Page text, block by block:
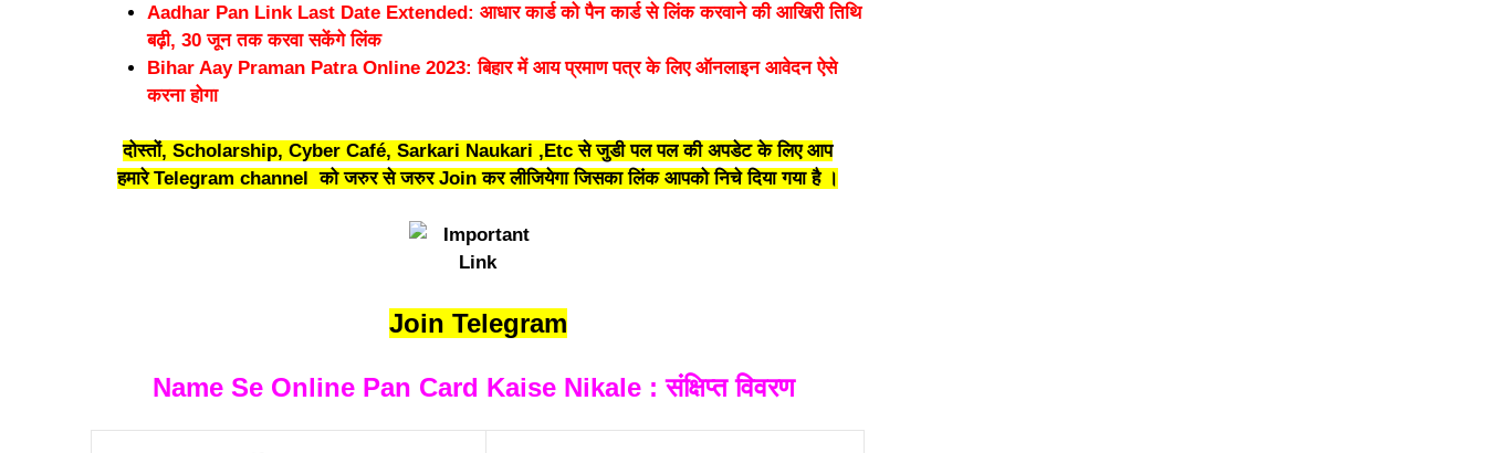
Aadhar Pan Link Last Date Extended: आधार कार्ड को पैन कार्ड से लिंक करवाने की आखिरी तिथि
बढ़ी, 30 जून तक करवा सकेंगे लिंक
Bihar Aay Praman Patra Online 2023: बिहार में आय प्रमाण पत्र के लिए ऑनलाइन आवेदन ऐसे
करना होगा
दोस्तों, Scholarship, Cyber Café, Sarkari Naukari ,Etc से जुडी पल पल की अपडेट के लिए आप
हमारे Telegram channel को जरुर से जरुर Join कर लीजियेगा जिसका लिंक आपको निचे दिया गया है ।
Join Telegram
Name Se Online Pan Card Kaise Nikale : संक्षिप्त विवरण